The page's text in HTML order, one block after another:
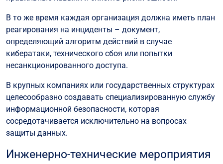
В то же время каждая организация должна иметь план
реагирования на инциденты – документ,
определяющий алгоритм действий в случае
кибератаки, технического сбоя или попытки
несанкционированного доступа.
В крупных компаниях или государственных структурах
целесообразно создавать специализированную службу
информационной безопасности, которая
сосредотачивается исключительно на вопросах
защиты данных.
Инженерно-технические мероприятия